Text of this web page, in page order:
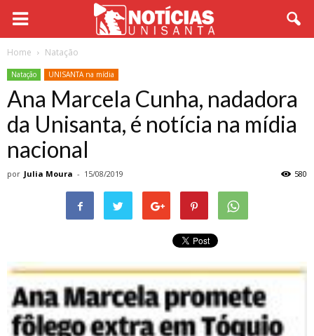
Home Natação
Natação UNISANTA na mídia
Ana Marcela Cunha, nadadora
da Unisanta, é notícia na mídia
nacional
por Julia Moura - 15/08/2019 580